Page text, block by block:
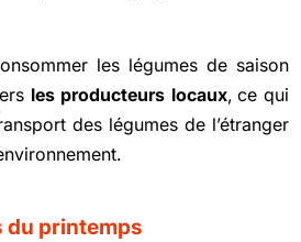
les légumes de saison
les producteurs locaux, ce qui
des légumes de l’étranger
du printemps